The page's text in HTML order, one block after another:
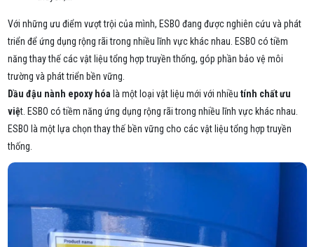
Với những ưu điểm vượt trội của mình, ESBO đang được nghiên cứu và phát
triển để ứng dụng rộng rãi trong nhiều lĩnh vực khác nhau. ESBO có tiềm
năng thay thế các vật liệu tổng hợp truyền thống, góp phần bảo vệ môi
trường và phát triển bền vững.
Dầu đậu nành epoxy hóa là một loại vật liệu mới với nhiều tính chất ưu
việt. ESBO có tiềm năng ứng dụng rộng rãi trong nhiều lĩnh vực khác nhau.
ESBO là một lựa chọn thay thế bền vững cho các vật liệu tổng hợp truyền
thống.